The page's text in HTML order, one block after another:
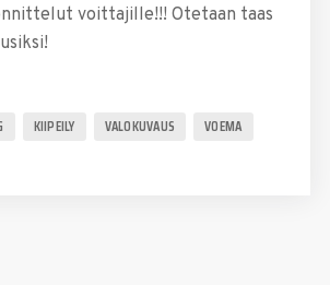
voittajille!!! Otetaan taas
KIIPEILY VALOKUVAUS VOEMA